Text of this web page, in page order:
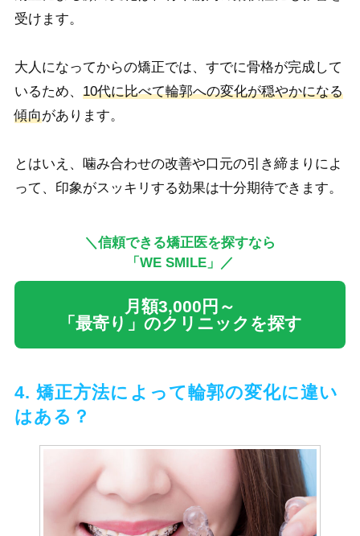
受けます。
大人になってからの矯正では、すでに骨格が完成して
いるため、 10代に比べて輪郭への変化が穏やかになる
傾向があります。
とはいえ、噛み合わせの改善や口元の引き締まりによ
って、印象がスッキリする効果は十分期待できます。
＼信頼できる矯正医を探すなら
「WE SMILE」／
月額3,000円～
「最寄り」のクリニックを探す
4. 矯正方法によって輪郭の変化に違い
はある？